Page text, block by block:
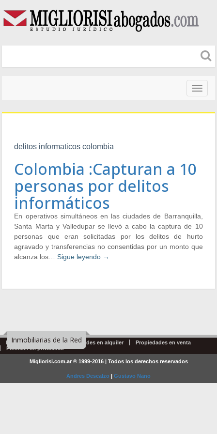
delitos informaticos colombia
Colombia :Capturan a 10
personas por delitos
informáticos
En operativos simultáneos en las ciudades de Barranquilla,
Santa Marta y Valledupar se llevó a cabo la captura de 10
personas que eran solicitadas por los delitos de hurto
agravado y transferencias no consentidas por un monto que
alcanza los…Sigue leyendo →
Inmobiliarias de la Red
Emprendimientos Propiedades en alquiler
Propiedades en venta
Politicas de privacidad
Migliorisi.com.ar ® 1999-2016 | Todos los derechos reservados
Andres Descalzo | Gustavo Nano